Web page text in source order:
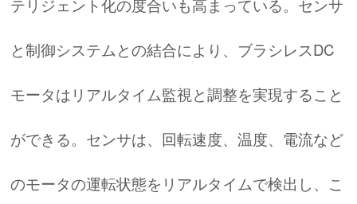
テリジェント化の度合いも高まっている。センサ
と制御システムとの結合により、ブラシレスDC
モータはリアルタイム監視と調整を実現すること
ができる。センサは、回転速度、温度、電流など
のモータの運転状態をリアルタイムで検出し、こ